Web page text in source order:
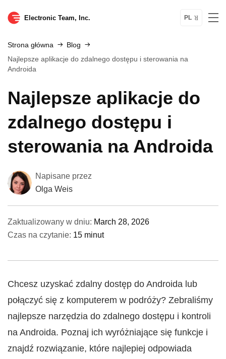
Electronic Team, Inc. PL
Strona główna
Blog
Najlepsze aplikacje do zdalnego dostępu i sterowania na
Androida
Najlepsze aplikacje do
zdalnego dostępu i
sterowania na Androida
Napisane przez
Olga Weis
Zaktualizowany w dniu: March 28, 2026
Czas na czytanie: 15 minut
Chcesz uzyskać zdalny dostęp do Androida lub
połączyć się z komputerem w podróży? Zebraliśmy
najlepsze narzędzia do zdalnego dostępu i kontroli
na Androida. Poznaj ich wyróżniające się funkcje i
znajdź rozwiązanie, które najlepiej odpowiada